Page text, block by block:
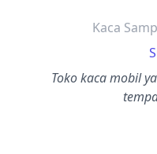
Kaca
Toko kaca mobil